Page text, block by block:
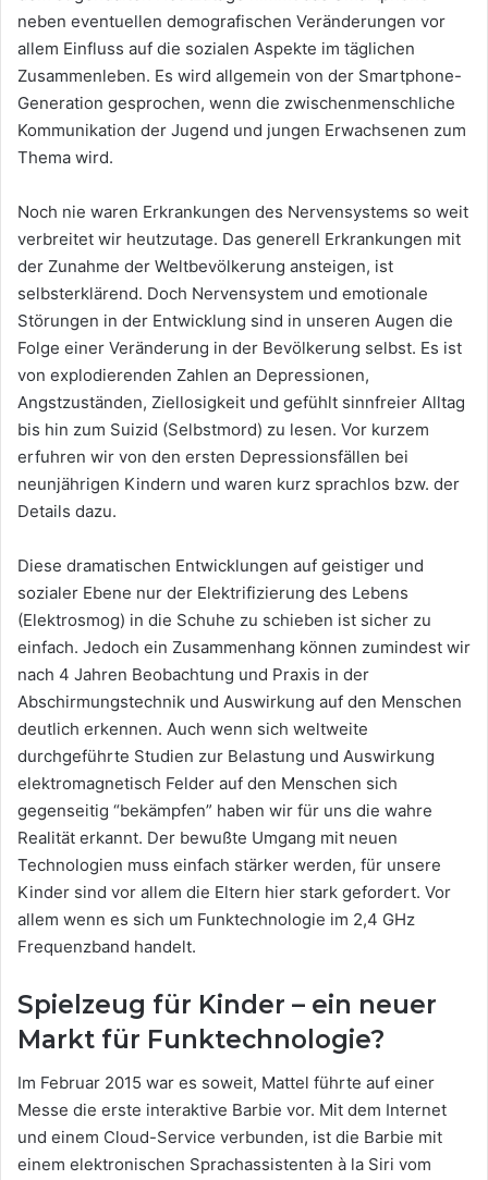
neben eventuellen demografischen Veränderungen vor
allem Einfluss auf die sozialen Aspekte im täglichen
Zusammenleben. Es wird allgemein von der Smartphone-
Generation gesprochen, wenn die zwischenmenschliche
Kommunikation der Jugend und jungen Erwachsenen zum
Thema wird.
Noch nie waren Erkrankungen des Nervensystems so weit
verbreitet wir heutzutage. Das generell Erkrankungen mit
der Zunahme der Weltbevölkerung ansteigen, ist
selbsterklärend. Doch Nervensystem und emotionale
Störungen in der Entwicklung sind in unseren Augen die
Folge einer Veränderung in der Bevölkerung selbst. Es ist
von explodierenden Zahlen an Depressionen,
Angstzuständen, Ziellosigkeit und gefühlt sinnfreier Alltag
bis hin zum Suizid (Selbstmord) zu lesen. Vor kurzem
erfuhren wir von den ersten Depressionsfällen bei
neunjährigen Kindern und waren kurz sprachlos bzw. der
Details dazu.
Diese dramatischen Entwicklungen auf geistiger und
sozialer Ebene nur der Elektrifizierung des Lebens
(Elektrosmog) in die Schuhe zu schieben ist sicher zu
einfach. Jedoch ein Zusammenhang können zumindest wir
nach 4 Jahren Beobachtung und Praxis in der
Abschirmungstechnik und Auswirkung auf den Menschen
deutlich erkennen. Auch wenn sich weltweite
durchgeführte Studien zur Belastung und Auswirkung
elektromagnetisch Felder auf den Menschen sich
gegenseitig “bekämpfen” haben wir für uns die wahre
Realität erkannt. Der bewußte Umgang mit neuen
Technologien muss einfach stärker werden, für unsere
Kinder sind vor allem die Eltern hier stark gefordert. Vor
allem wenn es sich um Funktechnologie im 2,4 GHz
Frequenzband handelt.
Spielzeug für Kinder – ein neuer
Markt für Funktechnologie?
Im Februar 2015 war es soweit, Mattel führte auf einer
Messe die erste interaktive Barbie vor. Mit dem Internet
und einem Cloud-Service verbunden, ist die Barbie mit
einem elektronischen Sprachassistenten à la Siri vom